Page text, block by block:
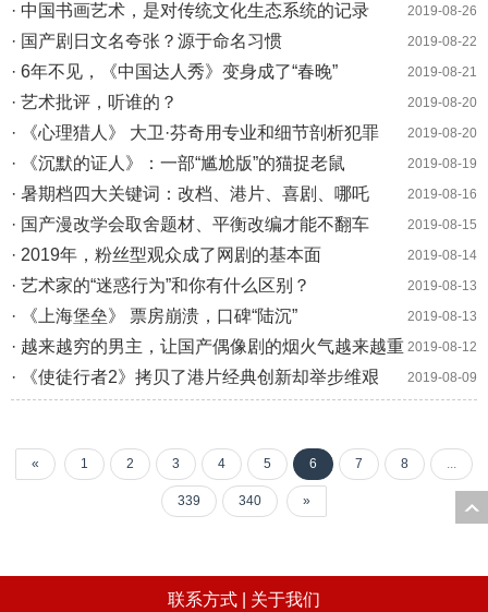
· 中国书画艺术，是对传统文化生态系统的记录 2019-08-26
· 国产剧日文名夸张？源于命名习惯 2019-08-22
· 6年不见，《中国达人秀》变身成了“春晚” 2019-08-21
· 艺术批评，听谁的？ 2019-08-20
· 《心理猎人》 大卫·芬奇用专业和细节剖析犯罪 2019-08-20
· 《沉默的证人》：一部“尴尬版”的猫捉老鼠 2019-08-19
· 暑期档四大关键词：改档、港片、喜剧、哪吒 2019-08-16
· 国产漫改学会取舍题材、平衡改编才能不翻车 2019-08-15
· 2019年，粉丝型观众成了网剧的基本面 2019-08-14
· 艺术家的“迷惑行为”和你有什么区别？ 2019-08-13
· 《上海堡垒》 票房崩溃，口碑“陆沉” 2019-08-13
· 越来越穷的男主，让国产偶像剧的烟火气越来越重 2019-08-12
· 《使徒行者2》拷贝了港片经典创新却举步维艰 2019-08-09
« 1 2 3 4 5 6 7 8 ...
339 340 »
联系方式 | 关于我们